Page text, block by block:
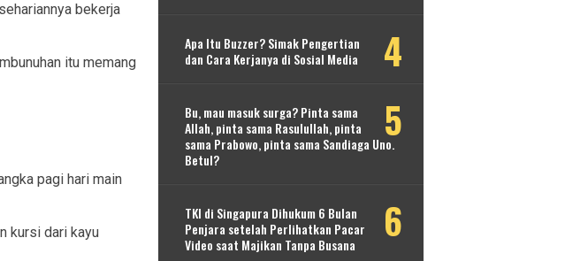
bekerja
itu memang
pagi hari main
kursi dari kayu
Apa Itu Buzzer? Simak Pengertian
dan Cara Kerjanya di Sosial Media
Bu, mau masuk surga? Pinta sama
Allah, pinta sama Rasulullah, pinta
sama Prabowo, pinta sama Sandiaga Uno.
Betul?
TKI di Singapura Dihukum 6 Bulan
Penjara setelah Perlihatkan Pacar
Video saat Majikan Tanpa Busana